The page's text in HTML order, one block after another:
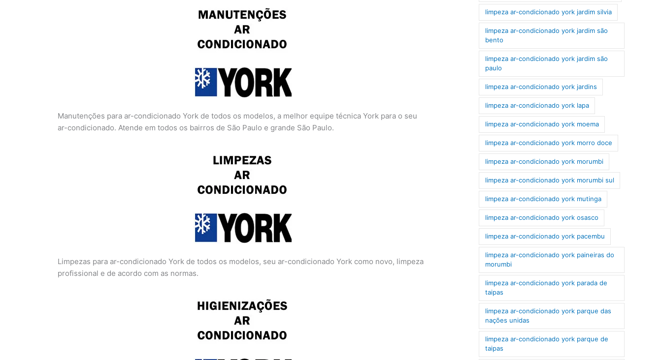
Manutenções para ar-condicionado York de todos os modelos, a melhor equipe técnica York para o seu
ar-condicionado. Atende em todos os bairros de São Paulo e grande São Paulo.
Limpezas para ar-condicionado York de todos os modelos, seu ar-condicionado York como novo, limpeza
profissional e de acordo com as normas.
limpeza ar-condicionado york jardim silvia
limpeza ar-condicionado york jardim são
bento
limpeza ar-condicionado york jardim são
paulo
limpeza ar-condicionado york jardins
limpeza ar-condicionado york lapa
limpeza ar-condicionado york moema
limpeza ar-condicionado york morro doce
limpeza ar-condicionado york morumbi
limpeza ar-condicionado york morumbi sul
limpeza ar-condicionado york mutinga
limpeza ar-condicionado york osasco
limpeza ar-condicionado york pacembu
limpeza ar-condicionado york paineiras do
morumbi
limpeza ar-condicionado york parada de
taipas
limpeza ar-condicionado york parque das
nações unidas
limpeza ar-condicionado york parque de
taipas